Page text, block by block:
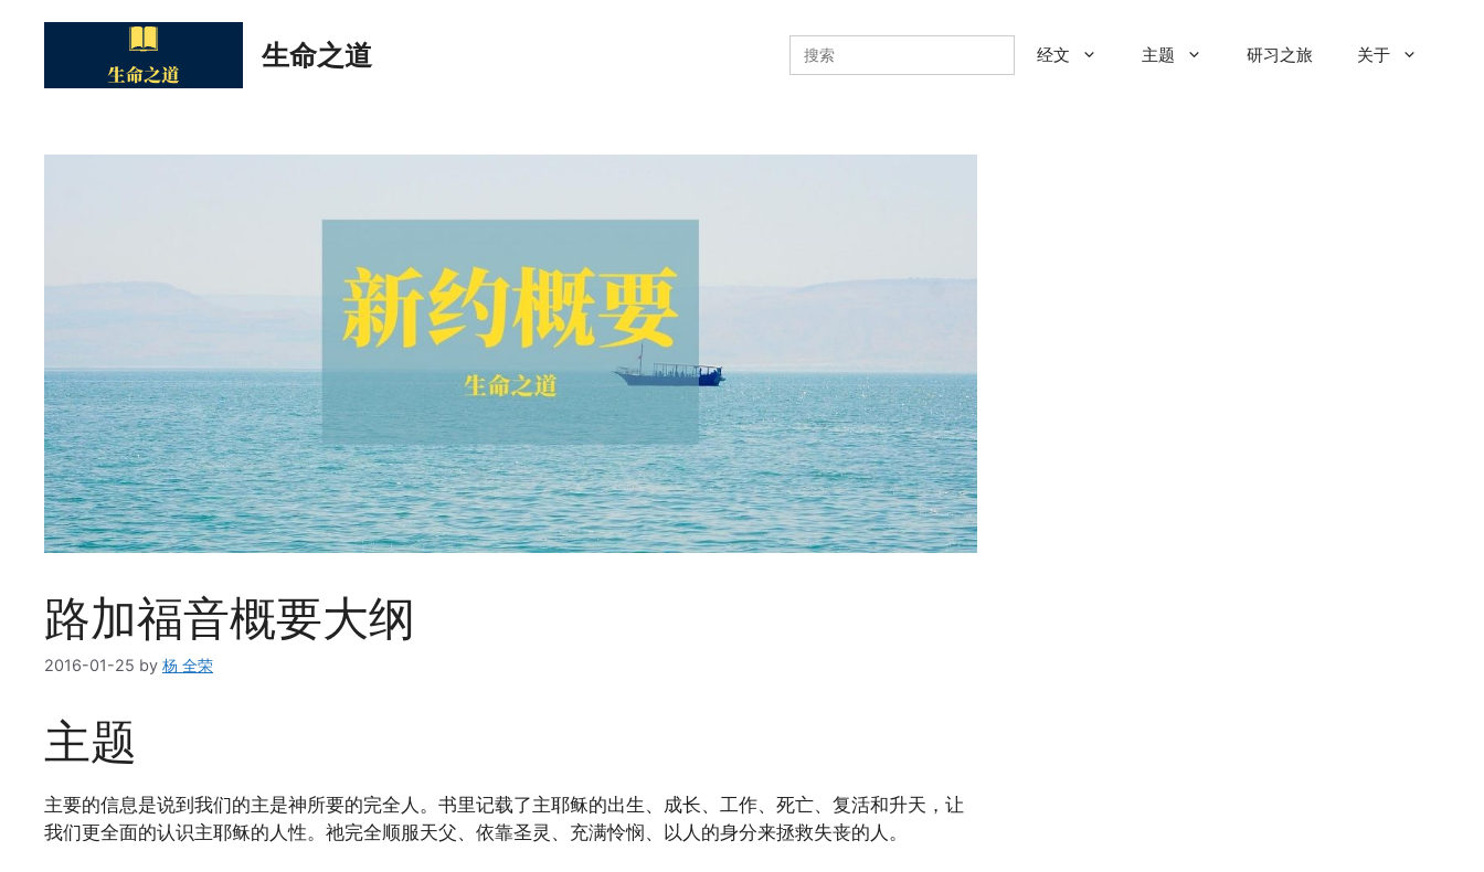
生命之道
Search
for:
经文 主题 研习之旅 关于
路加福音概要大纲
2016-01-25 by 杨 全荣
主题
主要的信息是说到我们的主是神所要的完全人。书里记载了主耶稣的出生、成长、工作、死亡、复活和升天，让
我们更全面的认识主耶稣的人性。祂完全顺服天父、依靠圣灵、充满怜悯、以人的身分来拯救失丧的人。